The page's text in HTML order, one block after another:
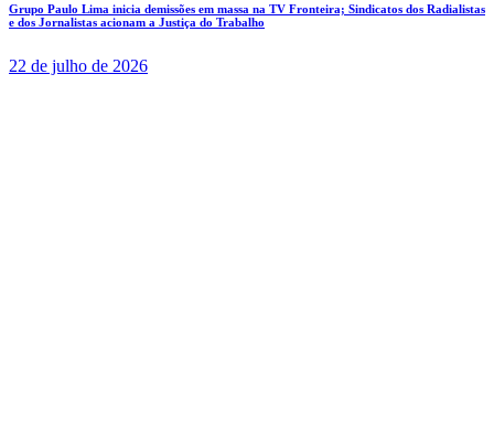
Grupo Paulo Lima inicia demissões em massa na TV Fronteira; Sindicatos dos Radialistas
e dos Jornalistas acionam a Justiça do Trabalho
22 de julho de 2026